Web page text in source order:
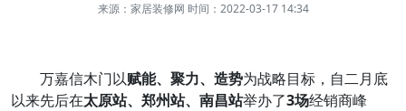
来源： 家居装修网 时间：2022-03-17 14:34
万嘉信木门以赋能、聚力、造势为战略目标，自二月底
以来先后在太原站、郑州站、南昌站举办了3场经销商峰